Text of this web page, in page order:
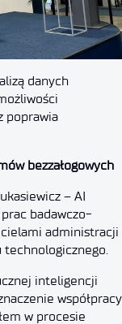
danych
poprawia
bezzałogowych
– AI
badawczo-
administracji
technologicznego.
inteligencji
współpracy
w procesie